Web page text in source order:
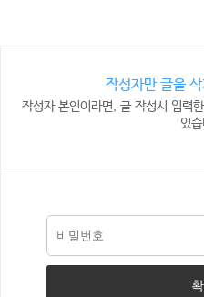
작성자만 글을
작성자 본인이라면, 글 작성시 입력
있